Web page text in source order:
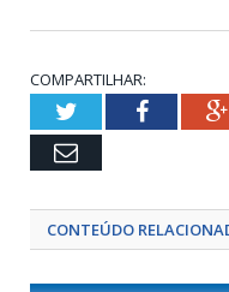
COMPARTILHAR:
TwitterFacebook
Email
CONTEÚDO